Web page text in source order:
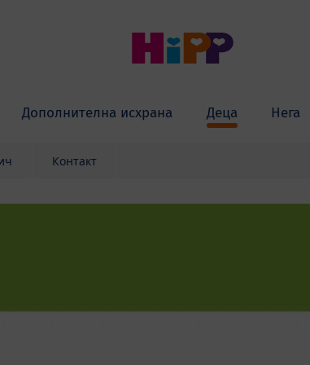
Дополнителна исхрана Деца Нега
Контакт